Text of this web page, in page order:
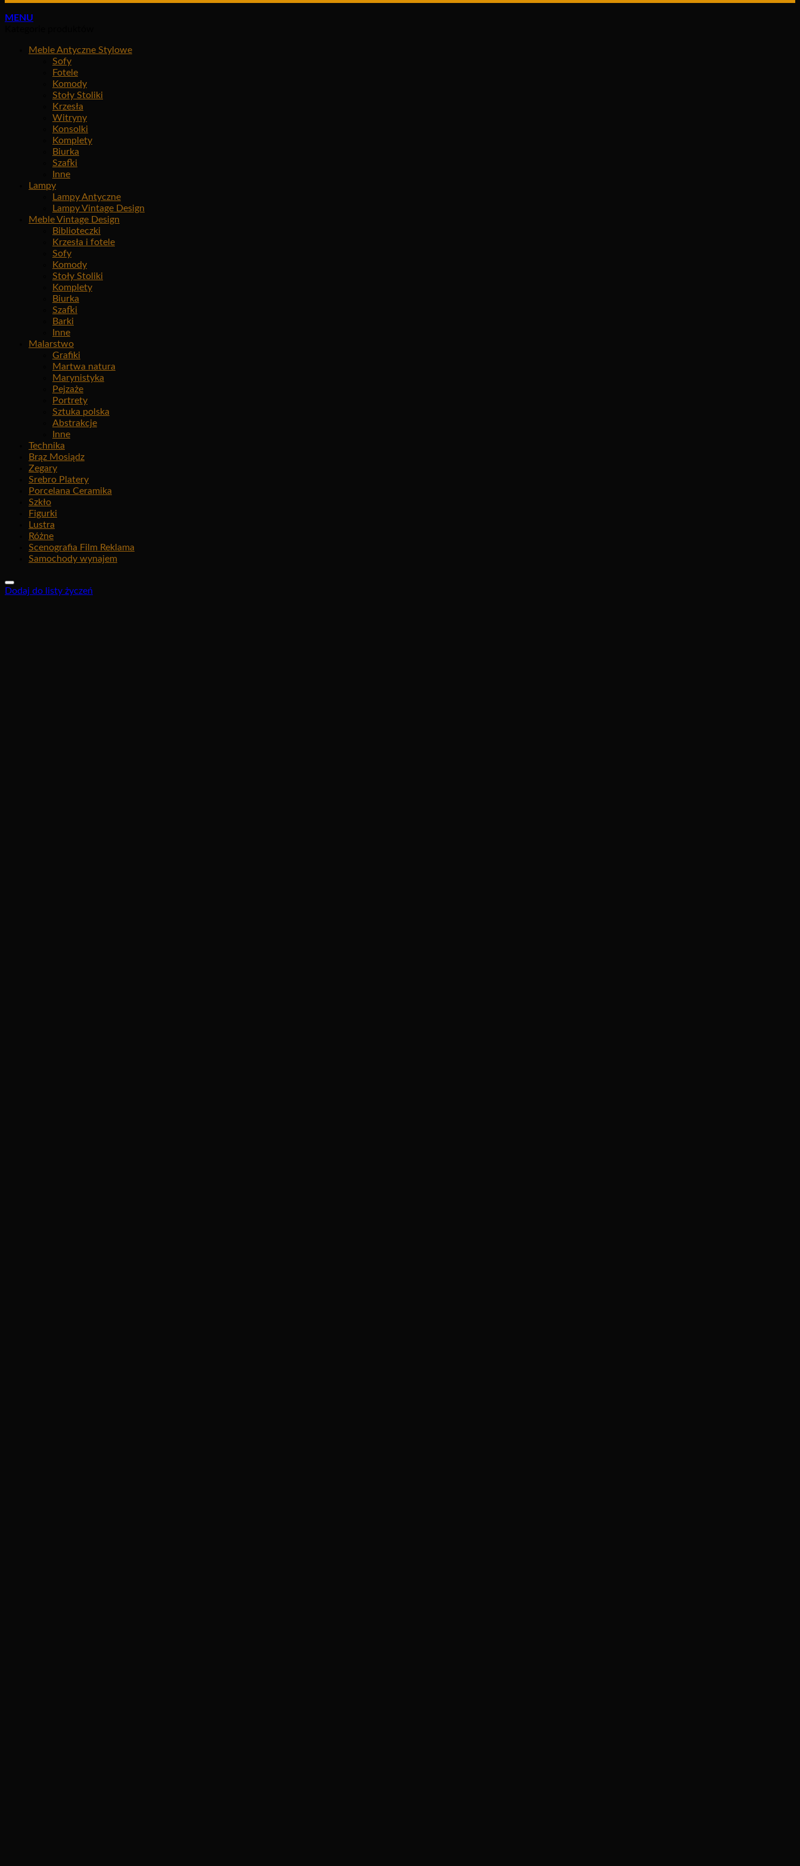
MENU
Meble Antyczne Stylowe
Sofy
Fotele
Komody
Stoły Stoliki
Krzesła
Witryny
Konsolki
Komplety
Biurka
Szafki
Inne
Lampy
Lampy Antyczne
Lampy Vintage Design
Meble Vintage Design
Biblioteczki
Krzesła i fotele
Sofy
Komody
Stoły Stoliki
Komplety
Biurka
Szafki
Barki
Inne
Malarstwo
Grafiki
Martwa natura
Marynistyka
Pejzaże
Portrety
Sztuka polska
Abstrakcje
Inne
Technika
Brąz Mosiądz
Zegary
Srebro Platery
Porcelana Ceramika
Szkło
Figurki
Lustra
Różne
Scenografia Film Reklama
Samochody wynajem
Dodaj do listy życzeń